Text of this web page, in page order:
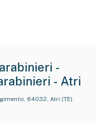
-
- Atri
64032, Atri (TE)